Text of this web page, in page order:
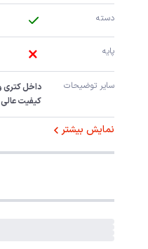
دسته
پایه
سایر توضیحات
کیفیت عالی
نمایش بیشتر